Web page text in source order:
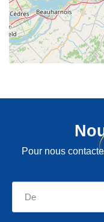
Pour nous